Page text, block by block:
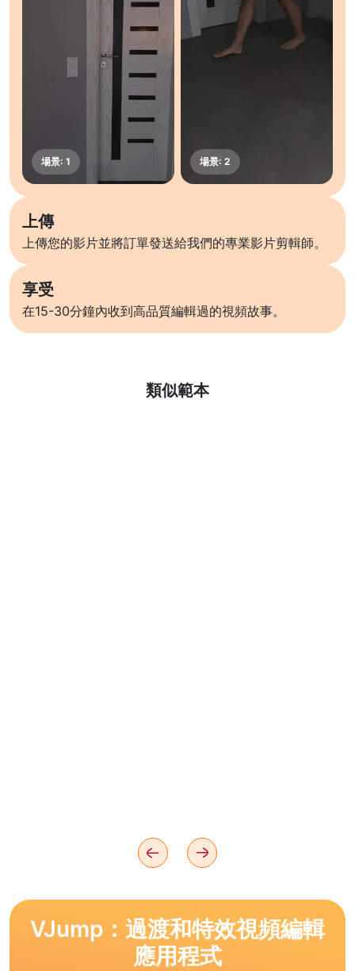
上傳
上傳您的影片並將訂單發送給我們的專業影片剪輯師。
享受
在15-30分鐘內收到高品質編輯過的視頻故事。
類似範本
了解更多
VJump：過渡和特效視頻編輯
應用程式